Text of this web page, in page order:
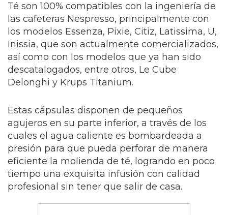
Té son 100% compatibles con la ingeniería de
las cafeteras Nespresso, principalmente con
los modelos Essenza, Pixie, Citiz, Latissima, U,
Inissia, que son actualmente comercializados,
así como con los modelos que ya han sido
descatalogados, entre otros, Le Cube
Delonghi y Krups Titanium.
Estas cápsulas disponen de pequeños
agujeros en su parte inferior, a través de los
cuales el agua caliente es bombardeada a
presión para que pueda perforar de manera
eficiente la molienda de té, logrando en poco
tiempo una exquisita infusión con calidad
profesional sin tener que salir de casa.